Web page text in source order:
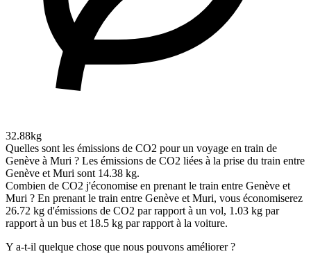
32.88kg
Quelles sont les émissions de CO2 pour un voyage en train de
Genève à Muri ? Les émissions de CO2 liées à la prise du train entre
Genève et Muri sont 14.38 kg.
Combien de CO2 j'économise en prenant le train entre Genève et
Muri ? En prenant le train entre Genève et Muri, vous économiserez
26.72 kg d'émissions de CO2 par rapport à un vol, 1.03 kg par
rapport à un bus et 18.5 kg par rapport à la voiture.
Y a-t-il quelque chose que nous pouvons améliorer ?